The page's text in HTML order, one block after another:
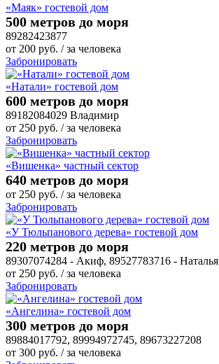
«Маяк» гостевой дом
500 метров до моря
89282423877
от 200 руб. / за человека
Забронировать
«Натали» гостевой дом
600 метров до моря
89182084029 Владимир
от 250 руб. / за человека
Забронировать
«Вишенка» частный сектор
640 метров до моря
от 250 руб. / за человека
Забронировать
«У Тюльпанового дерева» гостевой дом
220 метров до моря
89307074284 - Акиф, 89527783716 - Наталья
от 250 руб. / за человека
Забронировать
«Ангелина» гостевой дом
300 метров до моря
89884017792, 89994972745, 89673227208
от 300 руб. / за человека